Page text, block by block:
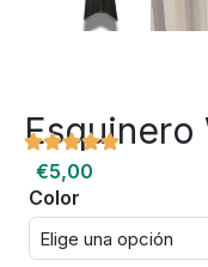
Esquinero
€5,00
Color
Esquinero
WPC
Gris